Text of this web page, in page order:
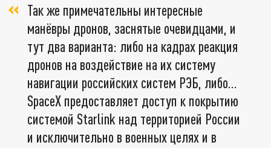
Так же примечательны интересные
манёвры дронов, заснятые очевидцами, и
тут два варианта: либо на кадрах реакция
дронов на воздействие на их систему
навигации российских систем РЭБ, либо…
SpaceX предоставляет доступ к покрытию
системой Starlink над территорией России
и исключительно в военных целях и в